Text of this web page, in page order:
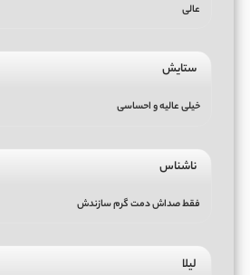
عالی
ستایش
خیلی عالیه و احساسی
ناشناس
فقط صداش دمت گرم سازندش
لیلا